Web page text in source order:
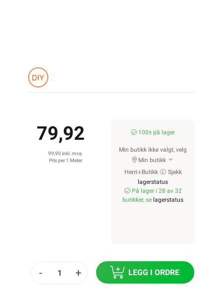
79,92
99,90 inkl. mva.
Pris per 1 Meter
100± på lager
Min butikk ikke valgt, velg
Min butikk
Hent-i-Butikk
Sjekk
lagerstatus
På lager i 28 av 32
butikker, se lagerstatus
- + LEGG I ORDRE